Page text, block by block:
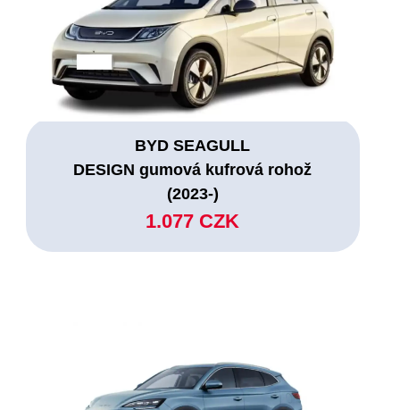
BYD SEAGULL
DESIGN gumová kufrová rohož
(2023-)
1.077 CZK